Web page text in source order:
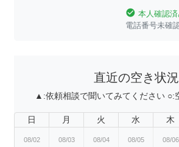
check_circle 本人確認
電話番号未確
直近の空き状況
▲:依頼相談で聞いてみてください ○:
日 月 火 水 木
08/02 08/03 08/04 08/05 08/06